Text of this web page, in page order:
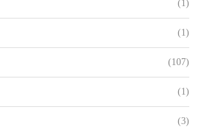
(1)
(1)
(107)
(1)
(3)